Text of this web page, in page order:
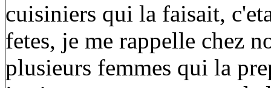
cuisiniers qui la faisait,
fetes, je me rappelle chez
plusieurs femmes qui la